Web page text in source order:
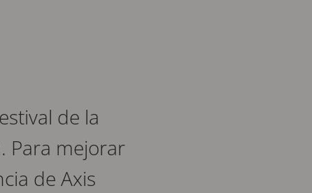
de la
Para mejorar
de Axis